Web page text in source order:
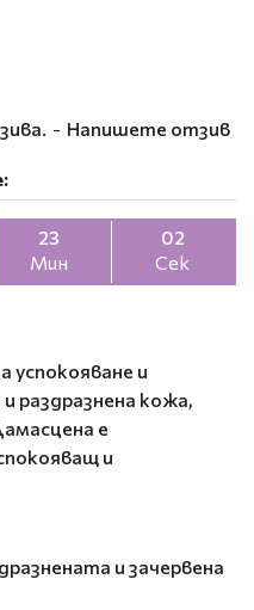
успокояване и
раздразнена кожа,
е
и
и зачервена
- Напишете отзив
23
Мин
01
Сек